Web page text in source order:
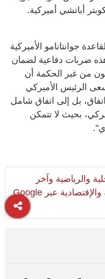
أباتشي ‌أميركية.
‌جوانتانامو الأميركية
ضربات دفاعية ⁠لضمان
من غير ⁠الحكمة ⁠أن
الرئيس الأميركي
بل إلى اتفاق شامل
بحيث لا تتمكن
والرياضية وآخر
المستجدات السياسية والإقتصادية عبر Google